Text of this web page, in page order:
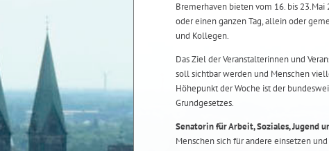
Bremerhaven bieten vom 16. bis
oder einen ganzen Tag, allein oder
und Kollegen.
Das Ziel der Veranstalterinnen und
soll sichtbar werden und Menschen
Höhepunkt der Woche ist der
Grundgesetzes.
Senatorin für Arbeit, Soziales, Jugend
Menschen sich für andere einsetzen